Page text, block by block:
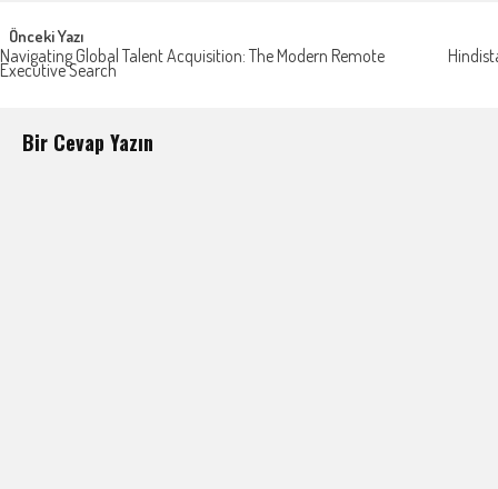
Post
navigation
Önceki Yazı
Navigating Global Talent Acquisition: The Modern Remote
Executive Search
Bir Cevap Yazın